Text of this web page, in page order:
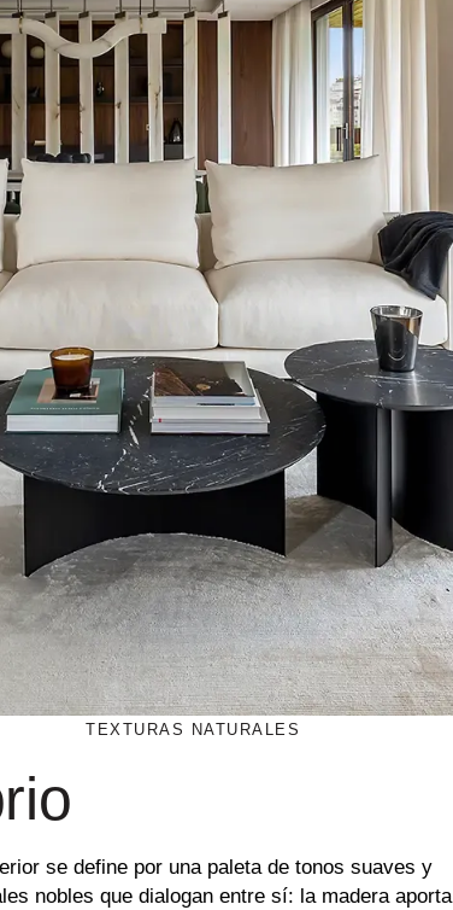
TEXTURAS NATURALES
se define por una paleta de tonos suaves y
nobles que dialogan entre sí: la madera aporta